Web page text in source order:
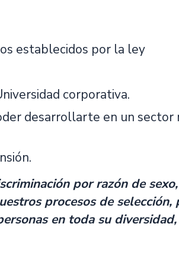
establecidos por la ley
corporativa.
desarrollarte en un sector
por razón de
procesos de
en toda su